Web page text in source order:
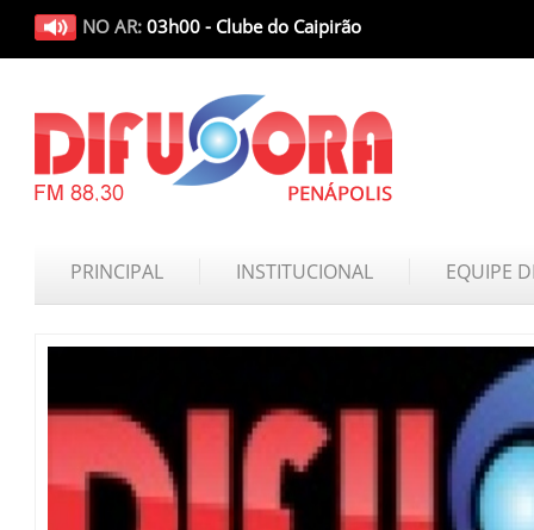
NO AR: 03h00 - Clube do Caipirão
PRINCIPAL INSTITUCIONAL EQUIPE